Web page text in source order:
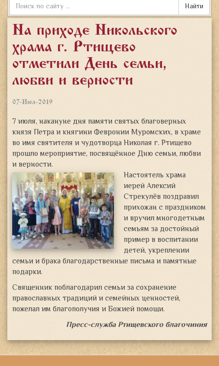
Найти
На приходе Никольского
храма г. Ртищево
отметили День семьи,
любви и верности
07-Июл-2019
7 июля, накануне дня памяти святых благоверных
князя Петра и княгини Февронии Муромских, в храме
во имя святителя и чудотворца Николая г. Ртищево
прошло мероприятие, посвящённое Дню семьи, любви
и верности.
Настоятель храма
иерей Алексий
Стрекулёв поздравил
прихожан с праздником
и вручил многодетным
семьям за достойный
пример в воспитании
детей, укреплении
семьи и брака благодарственные письма и памятные
подарки.
Священник поблагодарил семьи за сохранение
православных традиций и семейных ценностей,
пожелал им благополучия и Божией помощи.
Пресс-служба Ртищевского благочиния